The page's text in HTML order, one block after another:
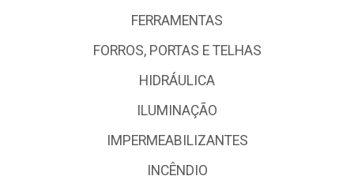
FERRAMENTAS
FORROS, PORTAS E TELHAS
HIDRÁULICA
ILUMINAÇÃO
IMPERMEABILIZANTES
INCÊNDIO